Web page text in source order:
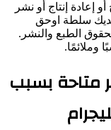
إنتاج أو نشر
اوحق
والنشر.
بسبب